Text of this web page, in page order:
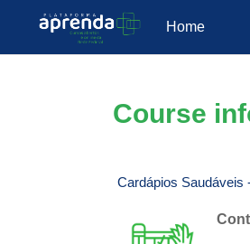
Home
Course
Cardápios Saudáveis